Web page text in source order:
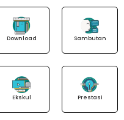
Download Sambutan
Ekskul Prestasi